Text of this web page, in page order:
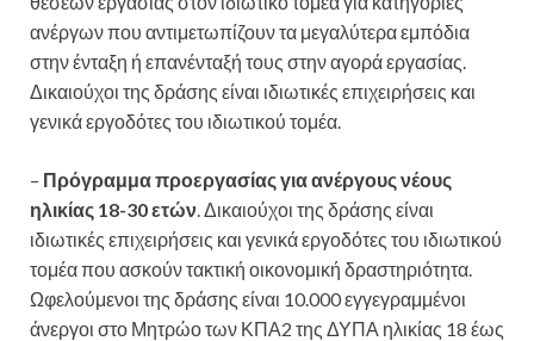
ανέργων που αντιμετωπίζουν τα μεγαλύτερα εμπόδια
στην ένταξη ή επανένταξή τους στην αγορά εργασίας.
Δικαιούχοι της δράσης είναι ιδιωτικές επιχειρήσεις και
γενικά εργοδότες του ιδιωτικού τομέα.
– Πρόγραμμα προεργασίας για ανέργους νέους
ηλικίας 18-30 ετών . Δικαιούχοι της δράσης είναι
ιδιωτικές επιχειρήσεις και γενικά εργοδότες του ιδιωτικού
τομέα που ασκούν τακτική οικονομική δραστηριότητα.
Ωφελούμενοι της δράσης είναι 10.000 εγγεγραμμένοι
άνεργοι στο Μητρώο των ΚΠΑ2 της ΔΥΠΑ ηλικίας 18 έως